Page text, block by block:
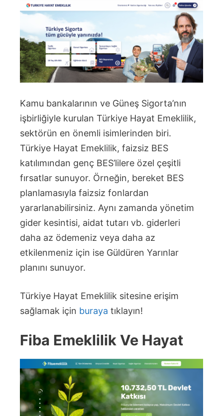
Kamu bankalarının ve Güneş Sigorta’nın
işbirliğiyle kurulan Türkiye Hayat Emeklilik,
sektörün en önemli isimlerinden biri.
Türkiye Hayat Emeklilik, faizsiz BES
katılımından genç BES’lilere özel çeşitli
fırsatlar sunuyor. Örneğin, bereket BES
planlamasıyla faizsiz fonlardan
yararlanabilirsiniz. Aynı zamanda yönetim
gider kesintisi, aidat tutarı vb. giderleri
daha az ödemeniz veya daha az
etkilenmeniz için ise Güldüren Yarınlar
planını sunuyor.
Türkiye Hayat Emeklilik sitesine erişim
sağlamak için buraya tıklayın!
Fiba Emeklilik Ve Hayat